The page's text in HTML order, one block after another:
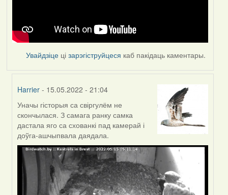
Увайдзіце цізарэгіструйцеся каб пакідаць каментары.
Harrier - 15.05.2022 - 21:04
In
reply
to
by
Feather
Уначы гісторыя са свіргулём не
скончылася. З самага ранку самка
дастала яго са схованкі пад камерай і
доўга-ашчыпвала даядала.